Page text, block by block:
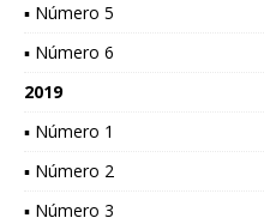
▪ Número 5
▪ Número 6
2019
▪ Número 1
▪ Número 2
▪ Número 3